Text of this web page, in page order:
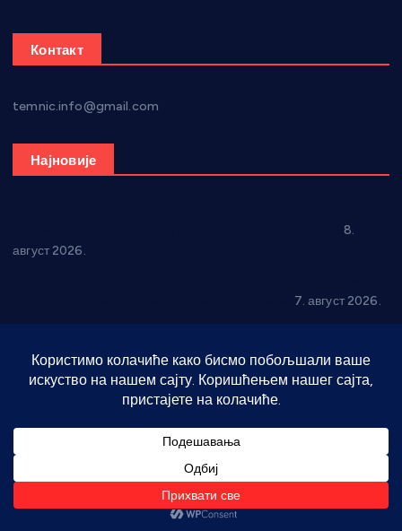
Контакт
temnic.info@gmail.com
Најновије
8.
август 2026.
7. август 2026.
уз спортска надметања и забаву
6. август 2026.
Варварин подржао 25 нових предузетника: За
самозапошљавање по 380.000 динара6. август 2026.
“Трстеник на Морави” од 10. до 16. августа: Богат програм
за све генерације
6. август 2026.
“Да се ради и гради по твом”: Трстеник улаже 4 милиона
динара у пројекте грађана6. август 2026.